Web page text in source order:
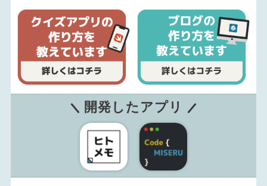
開発したアプリ